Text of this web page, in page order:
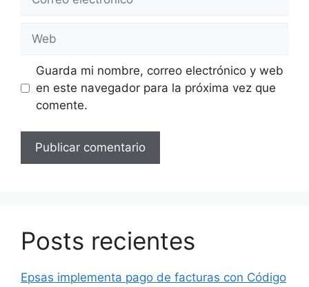
electrónico
Guarda mi nombre, correo electrónico y web
en este navegador para la próxima vez que
comente.
Posts recientes
Epsas implementa pago de facturas con Código